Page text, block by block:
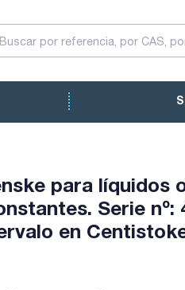
para líquidos
Serie nº:
en